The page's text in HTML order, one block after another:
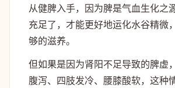
从健脾入手，因为脾是气血生化之
充足了，才能更好地运化水谷精微
够的滋养。
但如果是因为肾阳不足导致的脾虚
腹泻、四肢发冷、腰膝酸软，这种